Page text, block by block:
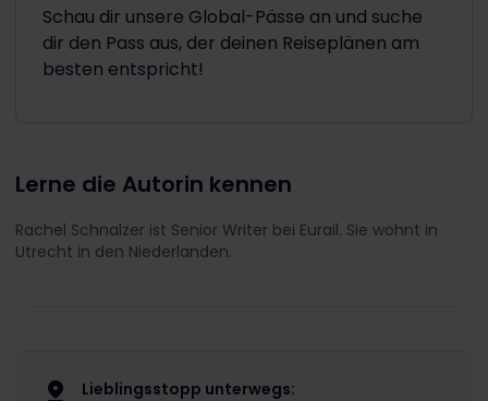
Schau dir unsere Global-Pässe an und suche
dir den Pass aus, der deinen Reiseplänen am
besten entspricht!
Lerne die Autorin kennen
Rachel Schnalzer ist Senior Writer bei Eurail. Sie wohnt in
Utrecht in den Niederlanden.
Lieblingsstopp unterwegs: